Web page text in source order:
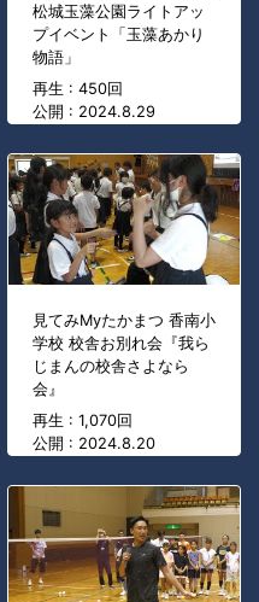
松城玉藻公園ライトアッ
プイベント「玉藻あかり
物語」
再生 : 450回
公開 : 2024.8.29
見てみMyたかまつ 香南小
学校 校舎お別れ会『我ら
じまんの校舎さよなら
会』
再生 : 1,070回
公開 : 2024.8.20